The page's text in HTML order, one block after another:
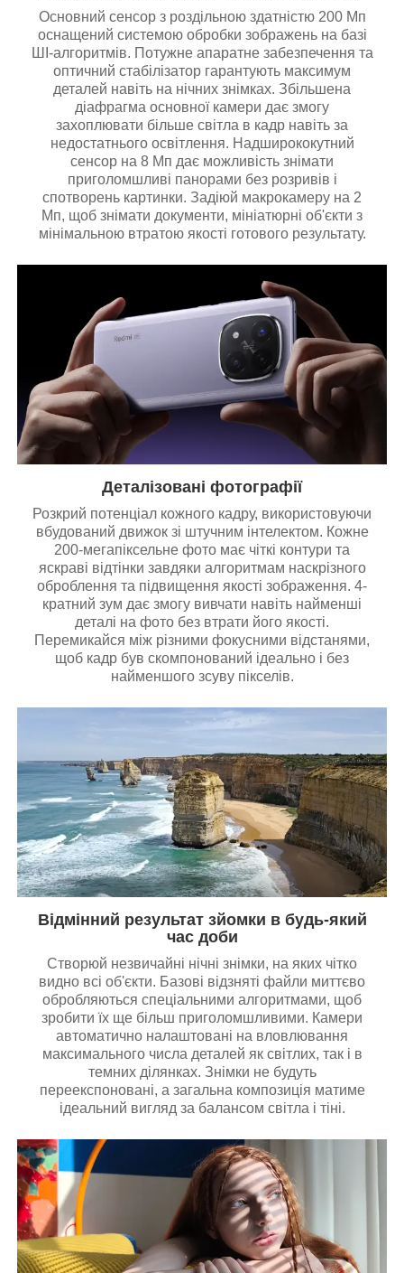
Основний сенсор з роздільною здатністю 200 Мп
оснащений системою обробки зображень на базі
ШІ-алгоритмів. Потужне апаратне забезпечення та
оптичний стабілізатор гарантують максимум
деталей навіть на нічних знімках. Збільшена
діафрагма основної камери дає змогу
захоплювати більше світла в кадр навіть за
недостатнього освітлення. Надширококутний
сенсор на 8 Мп дає можливість знімати
приголомшливі панорами без розривів і
спотворень картинки. Задіюй макрокамеру на 2
Мп, щоб знімати документи, мініатюрні об'єкти з
мінімальною втратою якості готового результату.
Деталізовані фотографії
Розкрий потенціал кожного кадру, використовуючи
вбудований движок зі штучним інтелектом. Кожне
200-мегапіксельне фото має чіткі контури та
яскраві відтінки завдяки алгоритмам наскрізного
оброблення та підвищення якості зображення. 4-
кратний зум дає змогу вивчати навіть найменші
деталі на фото без втрати його якості.
Перемикайся між різними фокусними відстанями,
щоб кадр був скомпонований ідеально і без
найменшого зсуву пікселів.
Відмінний результат зйомки в будь-який
час доби
Створюй незвичайні нічні знімки, на яких чітко
видно всі об'єкти. Базові відзняті файли миттєво
обробляються спеціальними алгоритмами, щоб
зробити їх ще більш приголомшливими. Камери
автоматично налаштовані на вловлювання
максимального числа деталей як світлих, так і в
темних ділянках. Знімки не будуть
переекспоновані, а загальна композиція матиме
ідеальний вигляд за балансом світла і тіні.